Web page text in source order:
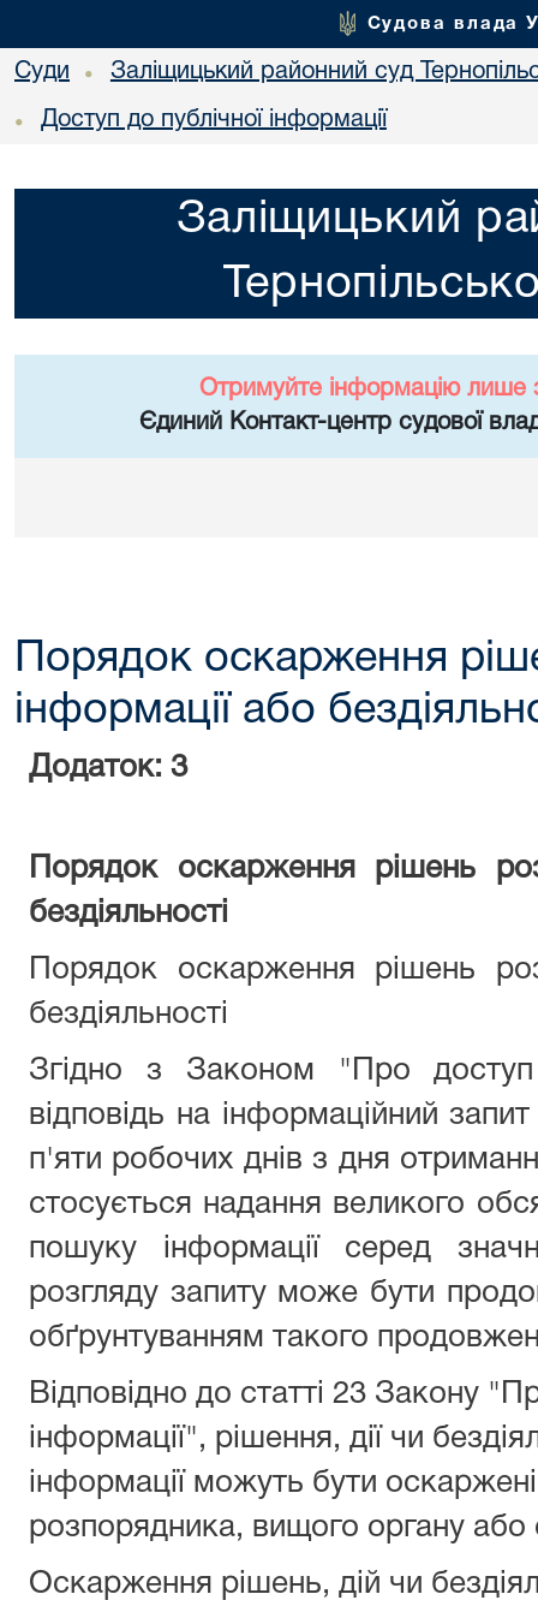
Судова влада
Суди • Заліщицький районний суд
• Доступ до публічної інформації
Заліщицький
Отримуйте інформацію лише
Єдиний Контакт-центр судової
Порядок оскарження
інформації або
Додаток: 3
Порядок оскарження рішень
бездіяльності
Порядок оскарження рішень
бездіяльності
Згідно з Законом "Про доступ
відповідь на інформаційний
п'яти робочих днів з дня
стосується надання великого
пошуку інформації серед
розгляду запиту може бути
обґрунтуванням такого
Відповідно до статті 23 Закону
інформації", рішення, дії чи
інформації можуть бути
розпорядника, вищого органу або
Оскарження рішень, дій чи